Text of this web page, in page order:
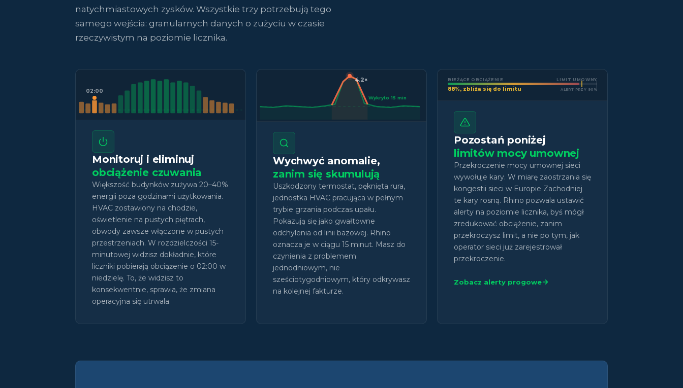
natychmiastowych zysków. Wszystkie trzy potrzebują tego
samego wejścia: granularnych danych o zużyciu w czasie
rzeczywistym na poziomie licznika.
02:00
Monitoruj i eliminuj
obciążenie czuwania
Większość budynków zużywa 20–40%
energii poza godzinami użytkowania.
HVAC zostawiony na chodzie,
oświetlenie na pustych piętrach,
obwody zawsze włączone w pustych
przestrzeniach. W rozdzielczości 15-
minutowej widzisz dokładnie, które
liczniki pobierają obciążenie o 02:00 w
niedzielę. To, że widzisz to
konsekwentnie, sprawia, że zmiana
operacyjna się utrwala.
4.2×
Wykryto 15 min
Wychwyć anomalie,
zanim się skumulują
Uszkodzony termostat, pęknięta rura,
jednostka HVAC pracująca w pełnym
trybie grzania podczas upału.
Pokazują się jako gwałtowne
odchylenia od linii bazowej. Rhino
oznacza je w ciągu 15 minut. Masz do
czynienia z problemem
jednodniowym, nie
sześciotygodniowym, który odkrywasz
na kolejnej fakturze.
BIEŻĄCE OBCIĄŻENIE LIMIT UMOWNY
88%, zbliża się do limitu ALERT PRZY 90%
Pozostań poniżej
limitów mocy umownej
Przekroczenie mocy umownej sieci
wywołuje kary. W miarę zaostrzania się
kongestii sieci w Europie Zachodniej
te kary rosną. Rhino pozwala ustawić
alerty na poziomie licznika, byś mógł
zredukować obciążenie, zanim
przekroczysz limit, a nie po tym, jak
operator sieci już zarejestrował
przekroczenie.
Zobacz alerty progowe